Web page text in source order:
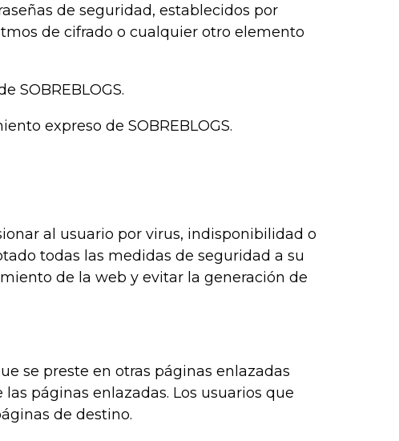
de seguridad, establecidos por
de cifrado o cualquier otro elemento
SOBREBLOGS.
expreso de SOBREBLOGS.
al usuario por virus, indisponibilidad o
todas las medidas de seguridad a su
de la web y evitar la generación de
se preste en otras páginas enlazadas
páginas enlazadas. Los usuarios que
de destino.